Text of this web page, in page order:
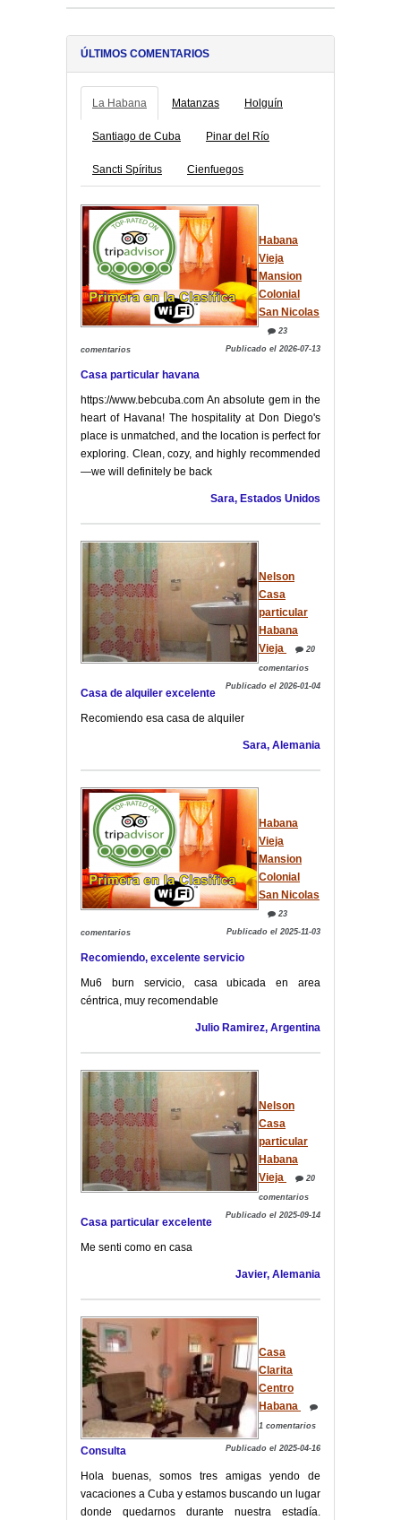
ÚLTIMOS COMENTARIOS
La Habana Matanzas Holguín
Santiago de Cuba Pinar del Río
Sancti Spíritus Cienfuegos
Habana
Vieja
Mansion
Colonial
San Nicolas
23
comentarios Publicado el 2026-07-13
Casa particular havana
https://www.bebcuba.com An absolute gem in the
heart of Havana! The hospitality at Don Diego's
place is unmatched, and the location is perfect for
exploring. Clean, cozy, and highly recommended
—we will definitely be back
Sara, Estados Unidos
Nelson
Casa
particular
Habana
Vieja
20
comentarios
Publicado el 2026-01-04
Casa de alquiler excelente
Recomiendo esa casa de alquiler
Sara, Alemania
Habana
Vieja
Mansion
Colonial
San Nicolas
23
comentarios Publicado el 2025-11-03
Recomiendo, excelente servicio
Mu6 burn servicio, casa ubicada en area
céntrica, muy recomendable
Julio Ramirez, Argentina
Nelson
Casa
particular
Habana
Vieja
20
comentarios
Publicado el 2025-09-14
Casa particular excelente
Me senti como en casa
Javier, Alemania
Casa
Clarita
Centro
Habana
1 comentarios
Publicado el 2025-04-16
Consulta
Hola buenas, somos tres amigas yendo de
vacaciones a Cuba y estamos buscando un lugar
donde quedarnos durante nuestra estadía.